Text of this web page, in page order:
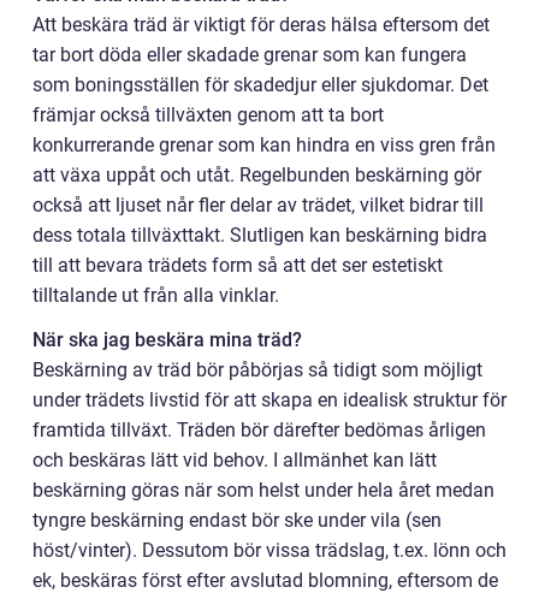
Att beskära träd är viktigt för deras hälsa eftersom det
tar bort döda eller skadade grenar som kan fungera
som boningsställen för skadedjur eller sjukdomar. Det
främjar också tillväxten genom att ta bort
konkurrerande grenar som kan hindra en viss gren från
att växa uppåt och utåt. Regelbunden beskärning gör
också att ljuset når fler delar av trädet, vilket bidrar till
dess totala tillväxttakt. Slutligen kan beskärning bidra
till att bevara trädets form så att det ser estetiskt
tilltalande ut från alla vinklar.
När ska jag beskära mina träd?
Beskärning av träd bör påbörjas så tidigt som möjligt
under trädets livstid för att skapa en idealisk struktur för
framtida tillväxt. Träden bör därefter bedömas årligen
och beskäras lätt vid behov. I allmänhet kan lätt
beskärning göras när som helst under hela året medan
tyngre beskärning endast bör ske under vila (sen
höst/vinter). Dessutom bör vissa trädslag, t.ex. lönn och
ek, beskäras först efter avslutad blomning, eftersom de